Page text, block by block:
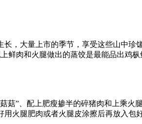
，大量上市的季节，享受这些山中
鲜肉和火腿做出的蒸饺是最能品出鸡
菇”、配上肥瘦掺半的碎猪肉和上乘
火腿肥肉或者火腿皮涂擦后再放入包